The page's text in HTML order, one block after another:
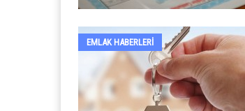
EMLAK HABERLERI